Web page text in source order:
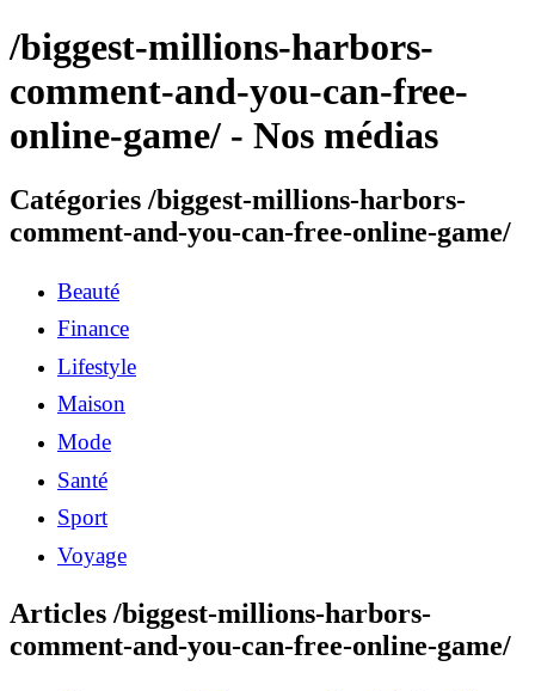
/biggest-millions-harbors-
comment-and-you-can-free-
online-game/ - Nos médias
Catégories /biggest-millions-harbors-
comment-and-you-can-free-online-game/
Beauté
Finance
Lifestyle
Maison
Mode
Santé
Sport
Voyage
Articles /biggest-millions-harbors-
comment-and-you-can-free-online-game/